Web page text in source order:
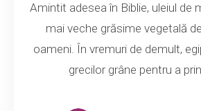
Amintit adesea în Biblie, uleiul de
mai veche grăsime vegetală
oameni. În vremuri de demult,
grecilor grâne pentru a